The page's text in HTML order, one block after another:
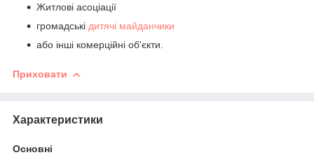
Житлові асоціації
громадські дитячі майданчики
або інші комерційні об'єкти.
Приховати
Характеристики
Основні